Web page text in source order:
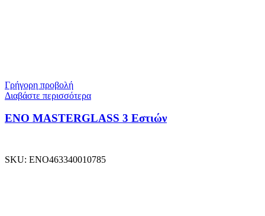
Γρήγορη προβολή
Διαβάστε περισσότερα
ENO MASTERGLASS 3 Εστιών
SKU: ENO463340010785